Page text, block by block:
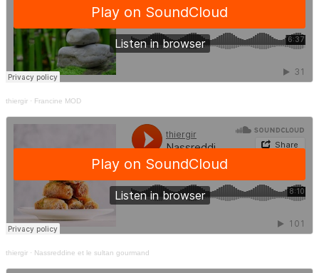
thiergir · Francine MOD
thiergir · Nassreddine et le sultan gourmand